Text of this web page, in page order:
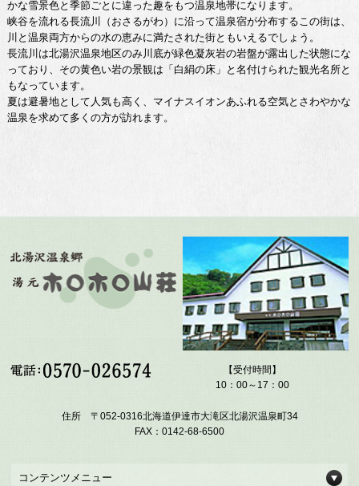
かな雪景色と季節ごとに違った趣をもつ温泉地帯になります。
峡谷を流れる長流川（おさるがわ）に沿って温泉宿が分布するこの街は、
川と温泉両方からの水の恵みに満たされた街ともいえるでしょう。
長流川は北湯沢温泉地区のみ川底が緑色凝灰岩の岩盤が露出した状態にな
っており、その黄色い岩の景観は「白絹の床」と名付けられた観光名所と
もなっています。
夏は避暑地として人気も高く、マイナスイオンあふれる空気とさわやかな
温泉を求めて多くの方が訪れます。
【受付時間】
10：00～17：00
住所 〒052-0316北海道伊達市大滝区北湯沢温泉町34
FAX：0142-68-6500
コンテンツメニュー